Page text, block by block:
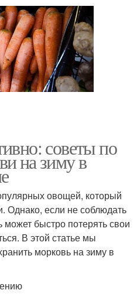
советы по
на зиму в
овощей, который
Однако, если не соблюдать
быстро потерять свои
В этой статье мы
морковь на зиму в